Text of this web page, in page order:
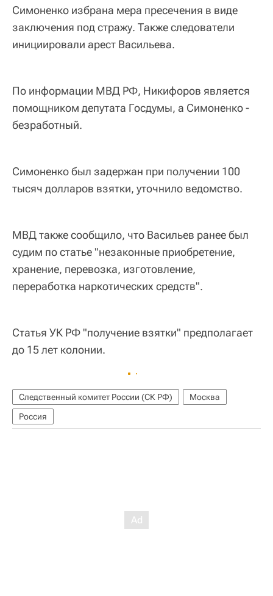
Симоненко избрана мера пресечения в виде
заключения под стражу. Также следователи
инициировали арест Васильева.
По информации МВД РФ, Никифоров является
помощником депутата Госдумы, а Симоненко -
безработный.
Симоненко был задержан при получении 100
тысяч долларов взятки, уточнило ведомство.
МВД также сообщило, что Васильев ранее был
судим по статье "незаконные приобретение,
хранение, перевозка, изготовление,
переработка наркотических средств".
Статья УК РФ "получение взятки" предполагает
до 15 лет колонии.
Следственный комитет России (СК РФ)
Москва
Россия